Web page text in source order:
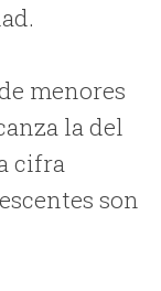
menores
la del
cifra
son